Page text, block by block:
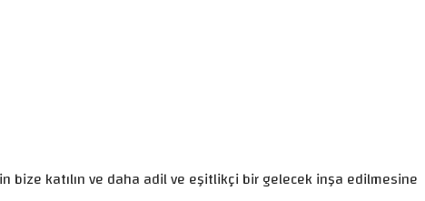
bize katılın ve daha adil ve eşitlikçi bir gelecek inşa edilmesine